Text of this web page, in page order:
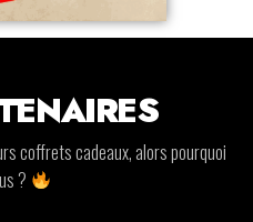
coffrets cadeaux, alors pourquoi
?